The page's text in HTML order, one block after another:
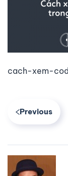
cach-xem-
Previous